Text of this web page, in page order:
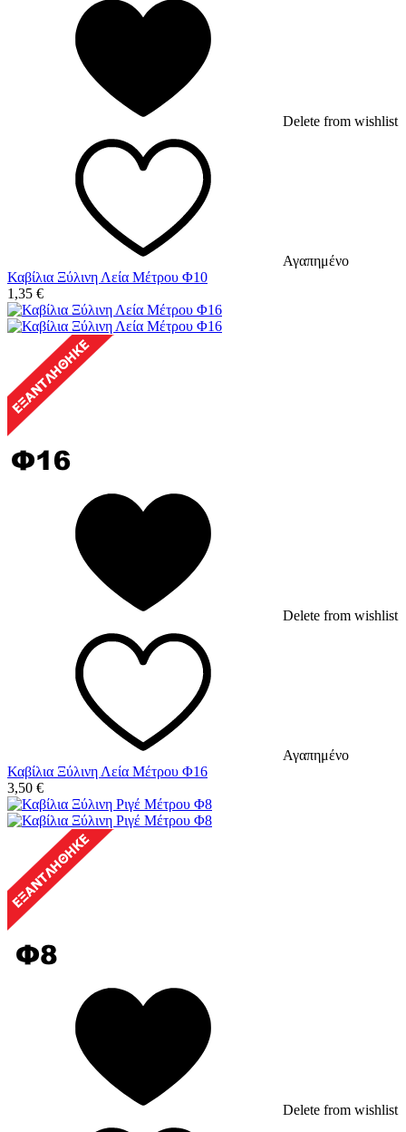
Delete from wishlist
Αγαπημένο
Καβίλια Ξύλινη Λεία Μέτρου Φ10
1,35 €
Delete from wishlist
Αγαπημένο
Καβίλια Ξύλινη Λεία Μέτρου Φ16
3,50 €
Delete from wishlist